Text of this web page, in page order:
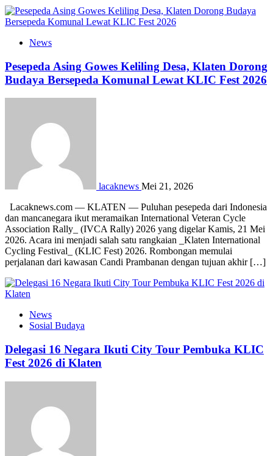
News
Pesepeda Asing Gowes Keliling Desa, Klaten Dorong
Budaya Bersepeda Komunal Lewat KLIC Fest 2026
lacaknews Mei 21, 2026
Lacaknews.com — KLATEN — Puluhan pesepeda dari Indonesia
dan mancanegara ikut meramaikan International Veteran Cycle
Association Rally_ (IVCA Rally) 2026 yang digelar Kamis, 21 Mei
2026. Acara ini menjadi salah satu rangkaian _Klaten International
Cycling Festival_ (KLIC Fest) 2026. Rombongan memulai
perjalanan dari kawasan Candi Prambanan dengan tujuan akhir […]
News
Sosial Budaya
Delegasi 16 Negara Ikuti City Tour Pembuka KLIC
Fest 2026 di Klaten